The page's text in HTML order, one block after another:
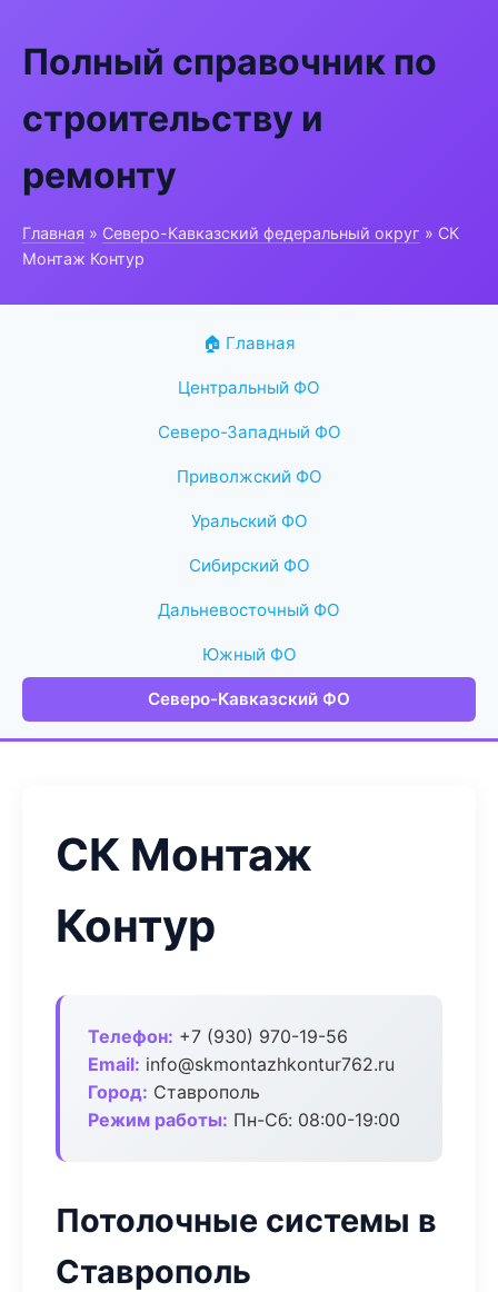
Полный справочник по
строительству и
ремонту
Главная » Северо-Кавказский федеральный округ » СК
Монтаж Контур
🏠 Главная
Центральный ФО
Северо-Западный ФО
Приволжский ФО
Уральский ФО
Сибирский ФО
Дальневосточный ФО
Южный ФО
Северо-Кавказский ФО
СК Монтаж
Контур
Телефон: +7 (930) 970-19-56
Email: info@skmontazhkontur762.ru
Город: Ставрополь
Режим работы: Пн-Сб: 08:00-19:00
Потолочные системы в
Ставрополь